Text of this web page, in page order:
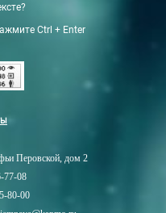
Ctrl + Enter
Перовской, дом 2
77-08
80-00